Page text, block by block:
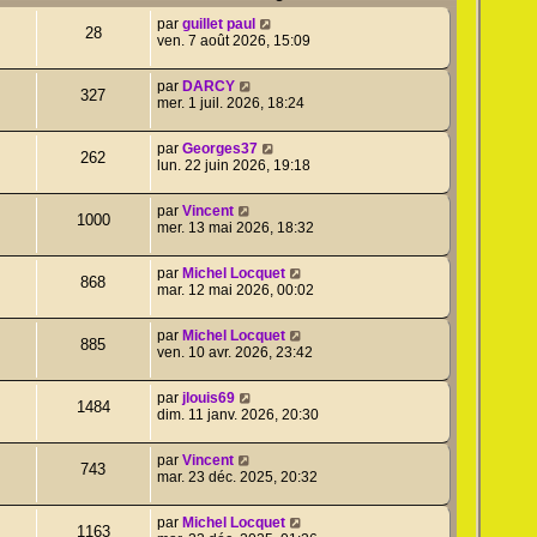
28 par guillet paul
ven. 7 août 2026, 15:09
327 par DARCY
mer. 1 juil. 2026, 18:24
262 par Georges37
lun. 22 juin 2026, 19:18
1000 par Vincent
mer. 13 mai 2026, 18:32
868 par Michel Locquet
mar. 12 mai 2026, 00:02
885 par Michel Locquet
ven. 10 avr. 2026, 23:42
1484 par jlouis69
dim. 11 janv. 2026, 20:30
743 par Vincent
mar. 23 déc. 2025, 20:32
1163 par Michel Locquet